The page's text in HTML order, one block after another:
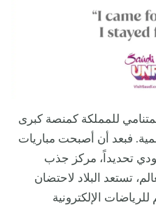
للمملكة كمنصة كبرى
فبعد أن أصبحت مباريات
تحديداً، مركز جذب
تستعد البلاد لاحتضان
الإلكترونية